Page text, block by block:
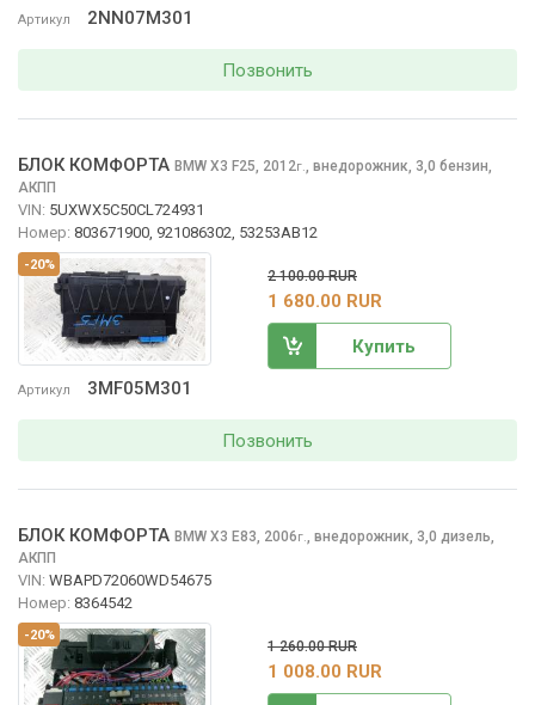
Артикул 2NN07M301
Позвонить
-20%
Артикул 3MF05M301
БЛОК КОМФОРТА BMW X3 F25, 2012г. внедорожник, 3,0 бензин,
АКПП
VIN: 5UXWX5C50CL724931
Номер: 803671900, 921086302, 53253AB12
2 100.00 RUR
1 680.00 RUR
Купить
Позвонить
-20%
БЛОК КОМФОРТА BMW X3 E83, 2006г. внедорожник, 3,0 дизель,
АКПП
VIN: WBAPD72060WD54675
Номер: 8364542
1 260.00 RUR
1 008.00 RUR